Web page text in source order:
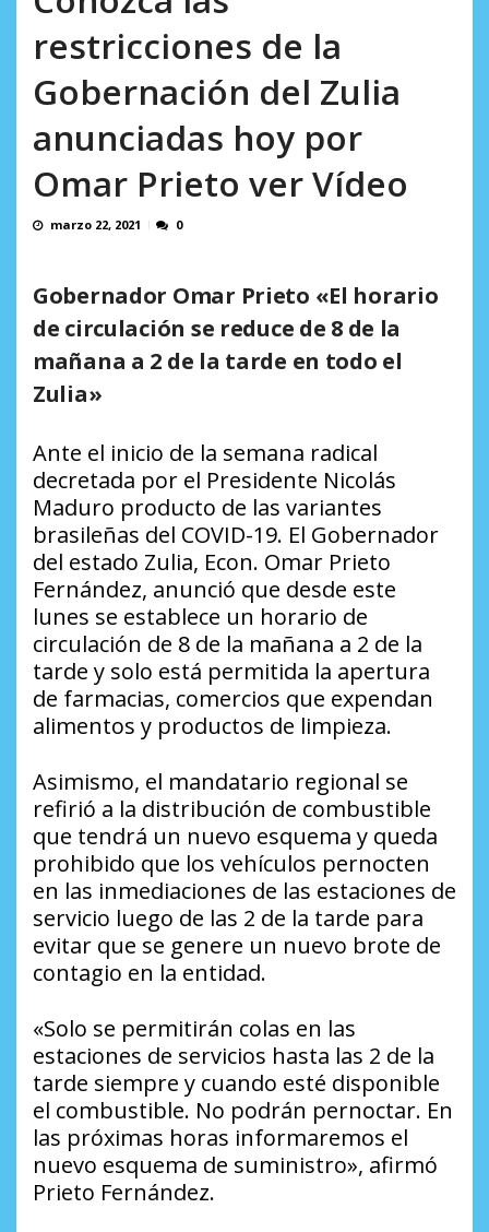
restricciones de la
Gobernación del Zulia
anunciadas hoy por
Omar Prieto ver Vídeo
marzo 22, 2021 0
Gobernador Omar Prieto «El horario
de circulación se reduce de 8 de la
mañana a 2 de la tarde en todo el
Zulia»
Ante el inicio de la semana radical
decretada por el Presidente Nicolás
Maduro producto de las variantes
brasileñas del COVID-19. El Gobernador
del estado Zulia, Econ. Omar Prieto
Fernández, anunció que desde este
lunes se establece un horario de
circulación de 8 de la mañana a 2 de la
tarde y solo está permitida la apertura
de farmacias, comercios que expendan
alimentos y productos de limpieza.
Asimismo, el mandatario regional se
refirió a la distribución de combustible
que tendrá un nuevo esquema y queda
prohibido que los vehículos pernocten
en las inmediaciones de las estaciones de
servicio luego de las 2 de la tarde para
evitar que se genere un nuevo brote de
contagio en la entidad.
«Solo se permitirán colas en las
estaciones de servicios hasta las 2 de la
tarde siempre y cuando esté disponible
el combustible. No podrán pernoctar. En
las próximas horas informaremos el
nuevo esquema de suministro», afirmó
Prieto Fernández.